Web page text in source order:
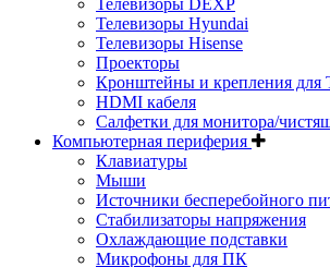
Телевизоры DEXP
Телевизоры Hyundai
Телевизоры Hisense
Проекторы
Кронштейны и крепления для
HDMI кабеля
Салфетки для монитора/
Компьютерная периферия
Клавиатуры
Мыши
Источники бесперебойного
Стабилизаторы напряжения
Охлаждающие подставки
Микрофоны для ПК